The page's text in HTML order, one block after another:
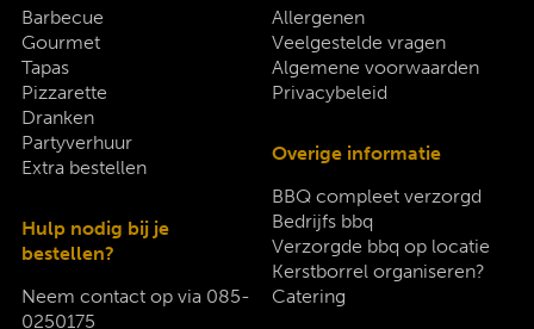
Barbecue
Gourmet
Tapas
Pizzarette
Dranken
Partyverhuur
Extra bestellen
Hulp nodig bij je
bestellen?
Neem contact op via 085-
0250175
Allergenen
Veelgestelde vragen
Algemene voorwaarden
Privacybeleid
Overige informatie
BBQ compleet verzorgd
Bedrijfs bbq
Verzorgde bbq op locatie
Kerstborrel organiseren?
Catering